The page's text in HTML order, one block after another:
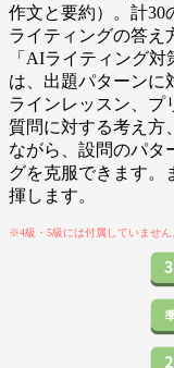
作文と要約）。計30
ライティングの答え
「AIライティング
は、出題パターンに
ラインレッスン、プ
質問に対する考え方
ながら、設問のパタ
グを克服できます。
揮します。
※4級・5級には付属していません